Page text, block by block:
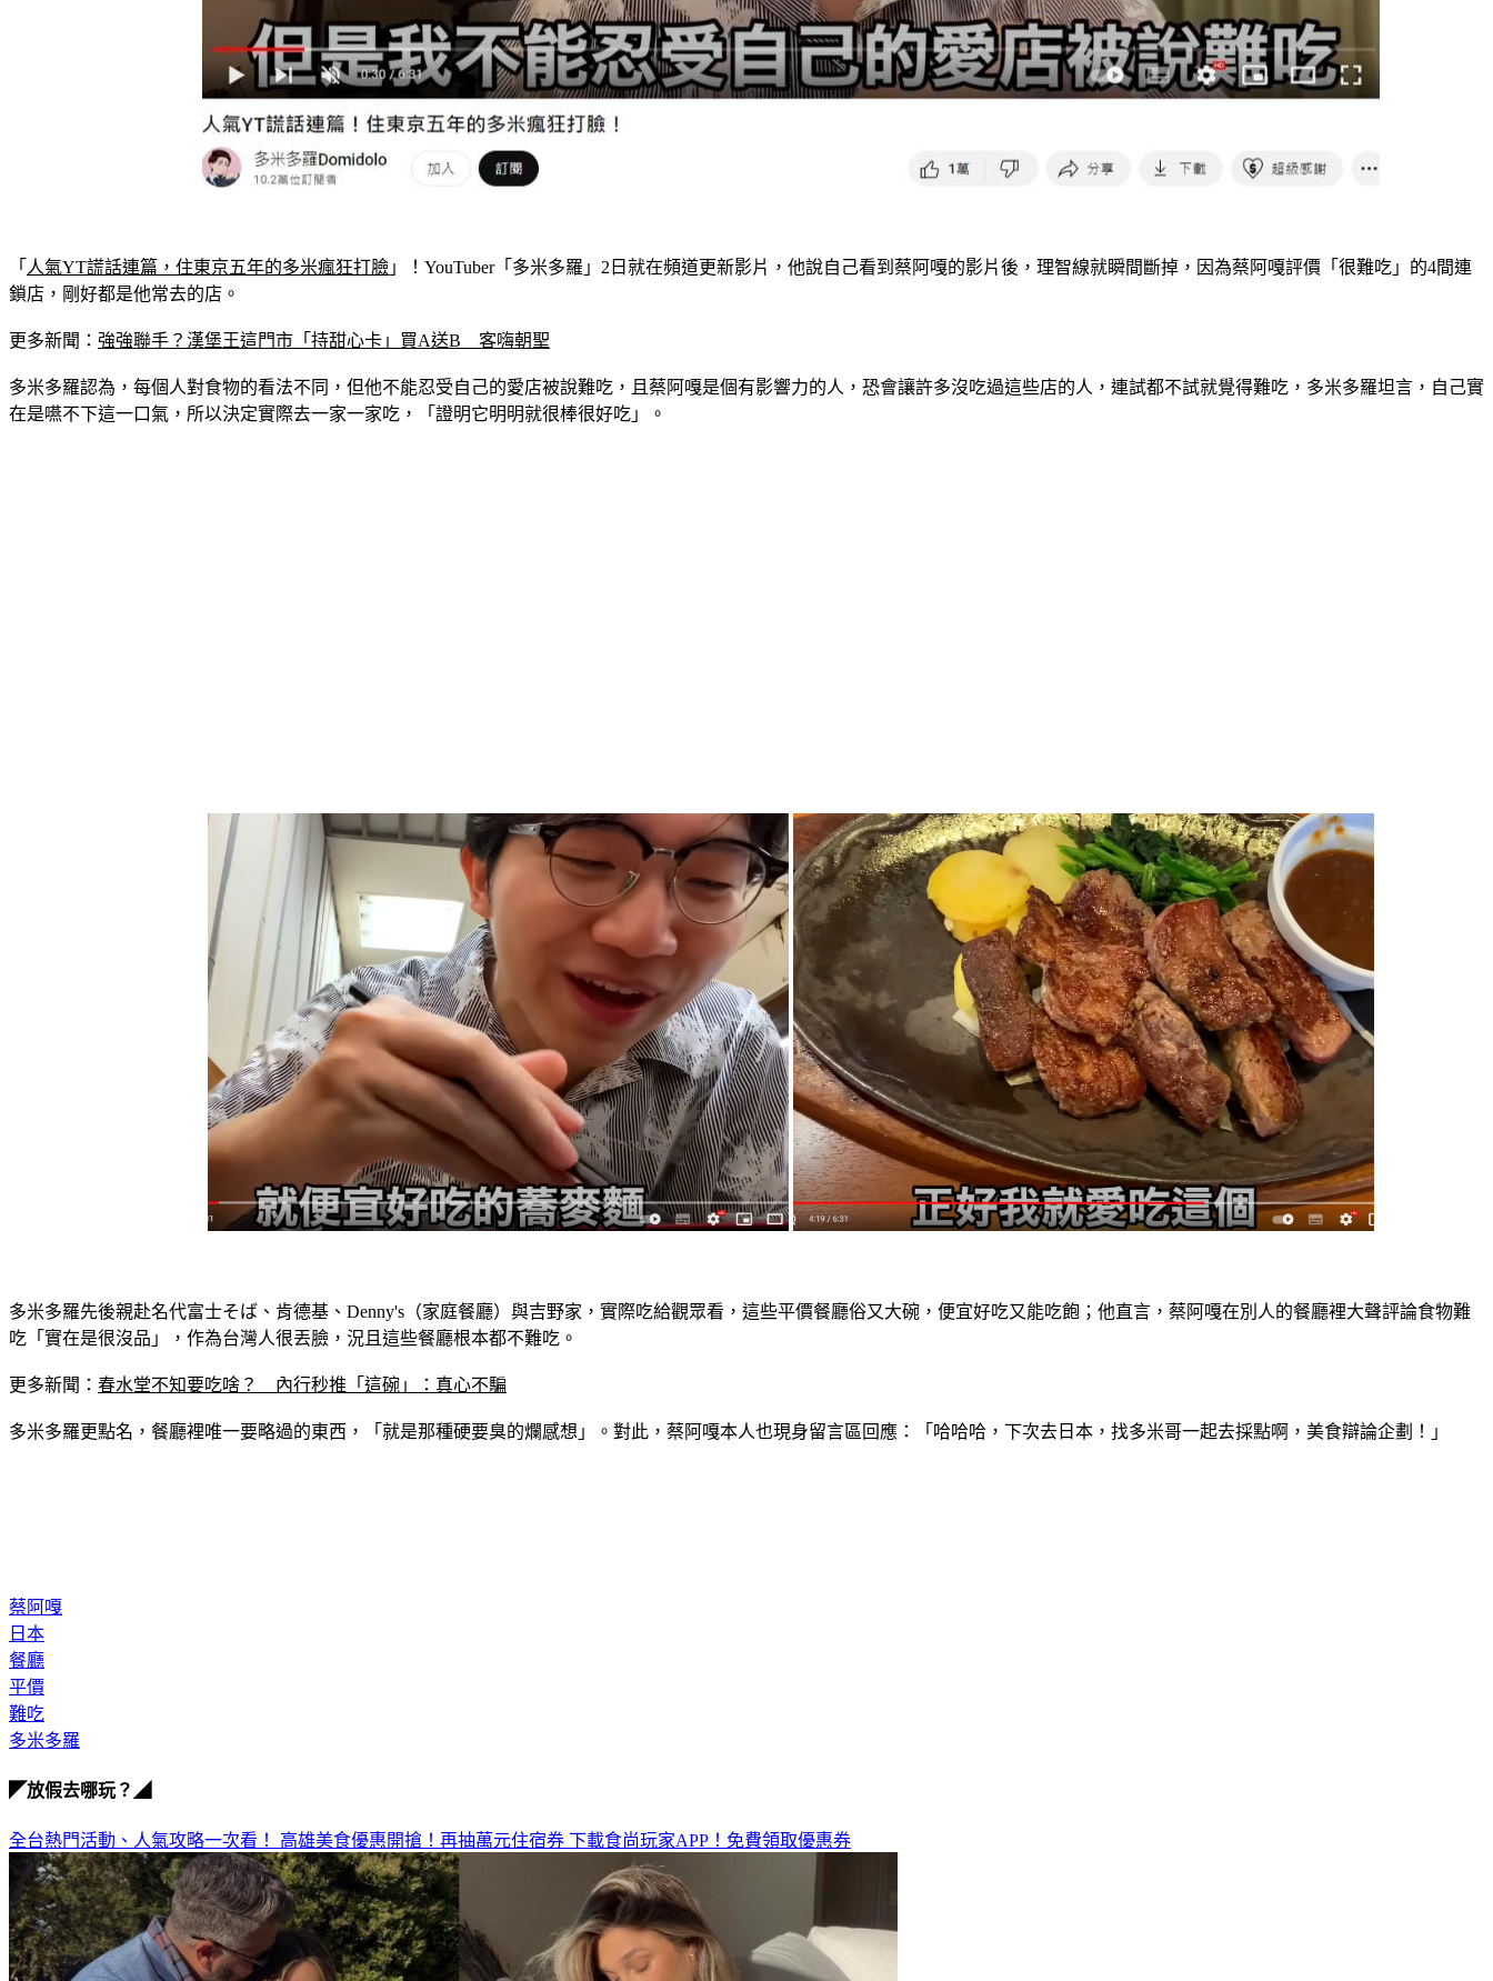
「 人氣YT謊話連篇，住東京五年的多米瘋狂打臉 」！YouTuber「多米多羅」2日就在頻道更新影片，他說自己看到蔡阿嘎的影片後，理智線就瞬間斷掉，因為蔡阿嘎評價「很難吃」的4間連
鎖店，剛好都是他常去的店。
更多新聞： 強強聯手？漢堡王這門市「持甜心卡」買A送B　客嗨朝聖
多米多羅認為，每個人對食物的看法不同，但他不能忍受自己的愛店被說難吃，且蔡阿嘎是個有影響力的人，恐會讓許多沒吃過這些店的人，連試都不試就覺得難吃，多米多羅坦言，自己實
在是嚥不下這一口氣，所以決定實際去一家一家吃，「證明它明明就很棒很好吃」。
多米多羅先後親赴名代富士そば、肯德基、Denny's（家庭餐廳）與吉野家，實際吃給觀眾看，這些平價餐廳俗又大碗，便宜好吃又能吃飽；他直言，蔡阿嘎在別人的餐廳裡大聲評論食物難
吃「實在是很沒品」，作為台灣人很丟臉，況且這些餐廳根本都不難吃。
更多新聞： 春水堂不知要吃啥？　內行秒推「這碗」：真心不騙
多米多羅更點名，餐廳裡唯一要略過的東西，「就是那種硬要臭的爛感想」。對此，蔡阿嘎本人也現身留言區回應：「哈哈哈，下次去日本，找多米哥一起去採點啊，美食辯論企劃！」
蔡阿嘎
日本
餐廳
平價
難吃
多米多羅
◤放假去哪玩？◢
全台熱門活動、人氣攻略一次看！ 高雄美食優惠開搶！再抽萬元住宿券 下載食尚玩家APP！免費領取優惠券